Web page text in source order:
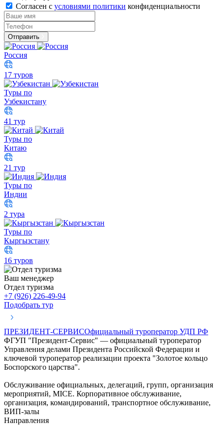
Согласен с условиями политики конфиденциальности
Отправить
Россия
17 туров
Туры по
Узбекистану
41 тур
Туры по
Китаю
21 тур
Туры по
Индии
2 тура
Туры по
Кыргызстану
16 туров
Ваш менеджер
Отдел туризма
+7 (926) 226-49-94
Подобрать тур
ПРЕЗИДЕНТ-СЕРВИСОфициальный туроператор УДП РФ
ФГУП "Президент-Сервис" — официальный туроператор
Управления делами Президента Российской Федерации и
ключевой туроператор реализации проекта "Золотое кольцо
Боспорского царства".
Обслуживание официальных, делегаций, групп, организация
мероприятий, MICE. Корпоративное обслуживание,
организация, командирований, транспортное обслуживание,
ВИП-залы
Направления